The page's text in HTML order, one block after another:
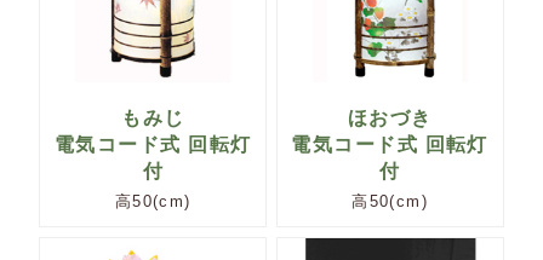
もみじ
電気コード式 回転灯
付
高50(cm)
ほおづき
電気コード式 回転灯
付
高50(cm)